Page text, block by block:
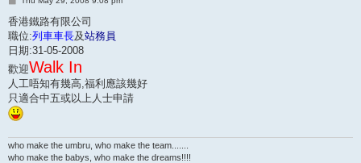
s
t
香港鐵路有限公司
職位:列車車長及站務員
日期:31-05-2008
歡迎Walk In
人工唔知有幾高,福利應該幾好
只適合中五或以上人士申請
who make the umbru, who make the team.......
who make the babys, who make the dreams!!!!